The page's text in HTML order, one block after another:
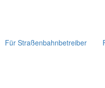
Für Straßenbahnbetreiber